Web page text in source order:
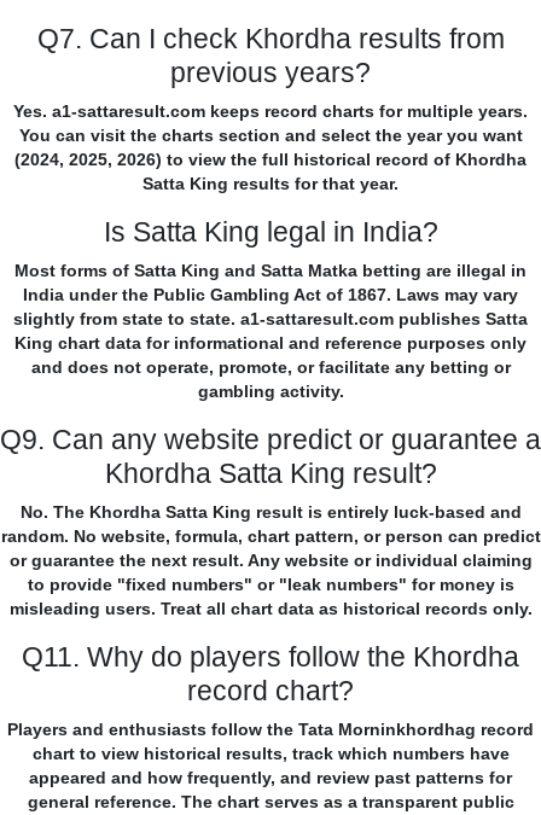
Q7. Can I check Khordha results from
previous years?
Yes. a1-sattaresult.com keeps record charts for multiple years.
You can visit the charts section and select the year you want
(2024, 2025, 2026) to view the full historical record of Khordha
Satta King results for that year.
Is Satta King legal in India?
Most forms of Satta King and Satta Matka betting are illegal in
India under the Public Gambling Act of 1867. Laws may vary
slightly from state to state. a1-sattaresult.com publishes Satta
King chart data for informational and reference purposes only
and does not operate, promote, or facilitate any betting or
gambling activity.
Q9. Can any website predict or guarantee a
Khordha Satta King result?
No. The Khordha Satta King result is entirely luck-based and
random. No website, formula, chart pattern, or person can predict
or guarantee the next result. Any website or individual claiming
to provide "fixed numbers" or "leak numbers" for money is
misleading users. Treat all chart data as historical records only.
Q11. Why do players follow the Khordha
record chart?
Players and enthusiasts follow the Tata Morninkhordhag record
chart to view historical results, track which numbers have
appeared and how frequently, and review past patterns for
general reference. The chart serves as a transparent public